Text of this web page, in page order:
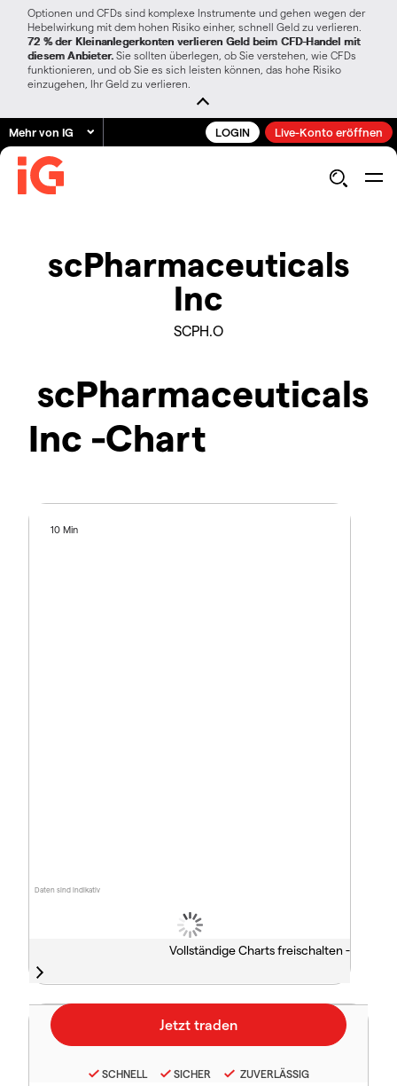
Optionen und CFDs sind komplexe Instrumente und gehen wegen der
Hebelwirkung mit dem hohen Risiko einher, schnell Geld zu verlieren.
72 % der Kleinanlegerkonten verlieren Geld beim CFD-Handel mit
diesem Anbieter. Sie sollten überlegen, ob Sie verstehen, wie CFDs
funktionieren, und ob Sie es sich leisten können, das hohe Risiko
einzugehen, Ihr Geld zu verlieren.
Mehr von IG LOGIN Live-Konto eröffnen
scPharmaceuticals
Inc
SCPH.O
scPharmaceuticals
Inc -Chart
Daten sind indikativ
10 Min
Vollständige Charts freischalten -
SCHNELL SICHER ZUVERLÄSSIG